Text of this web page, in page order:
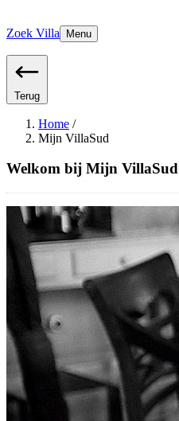
Zoek Villa Menu
Terug
Home /
Mijn VillaSud
Welkom bij Mijn VillaSud